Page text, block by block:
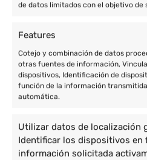
de datos limitados con el objetivo de
Features
Cotejo y combinación de datos
otras fuentes de información,
dispositivos, Identificación de
función de la información
automática.
Utilizar datos de localización
Identificar los dispositivos en
información solicitada
Voluntariado